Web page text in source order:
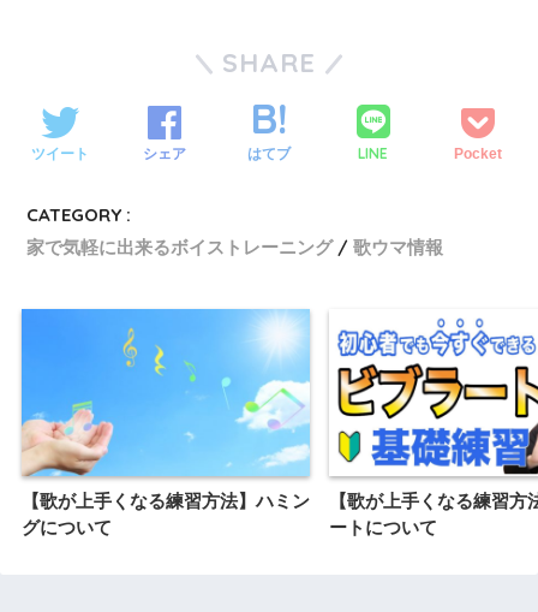
SHARE
ツイート シェア はてブ LINE Pocket
CATEGORY :
家で気軽に出来るボイストレーニング
歌ウマ情報
【歌が上手くなる練習方法】ハミン
グについて
【歌が上手くなる練習方
ートについて